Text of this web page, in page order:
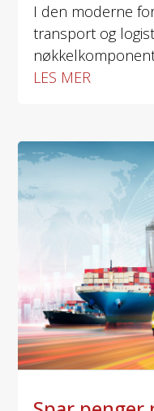
I den moderne
transport og
LES MER